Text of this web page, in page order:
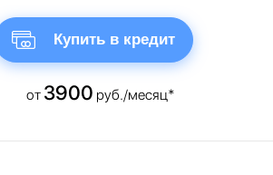
Купить в кредит
от 3900 руб./месяц*